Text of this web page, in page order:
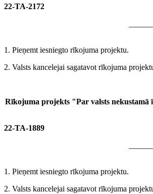
22-TA-2172
1. Pieņemt iesniegto rīkojuma projektu.
2. Valsts kancelejai sagatavot rīkojuma
Rīkojuma projekts "Par valsts nekustamā
22-TA-1889
1. Pieņemt iesniegto rīkojuma projektu.
2. Valsts kancelejai sagatavot rīkojuma